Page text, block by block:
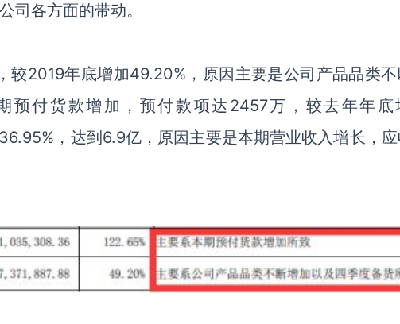
司各方面的带动。
较2019年底增加49.20% ，原因主要是公司产品品类
预付货款增加，预付款项达 2457万，较去年年底
36.95% ，达到 6.9亿，原因主要是本期营业收入增长，